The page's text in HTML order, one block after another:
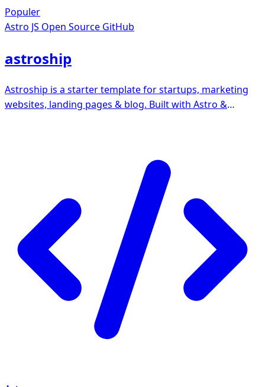
Populer
Astro JS Open Source GitHub
astroship
Astroship is a starter template for startups, marketing
websites, landing pages & blog. Built with Astro &